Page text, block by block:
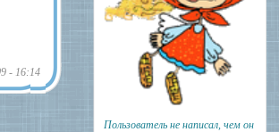
- 16:14
Пользователь не написал, чем он